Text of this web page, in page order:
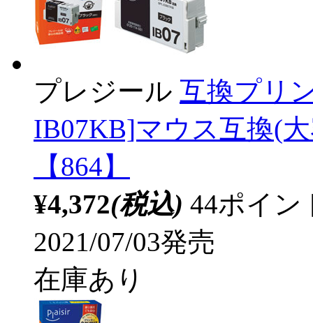
プレジール 互換プリ
IB07KB]マウス互換(
【864】
¥4,372(税込) 44ポイ
2021/07/03発売
在庫あり